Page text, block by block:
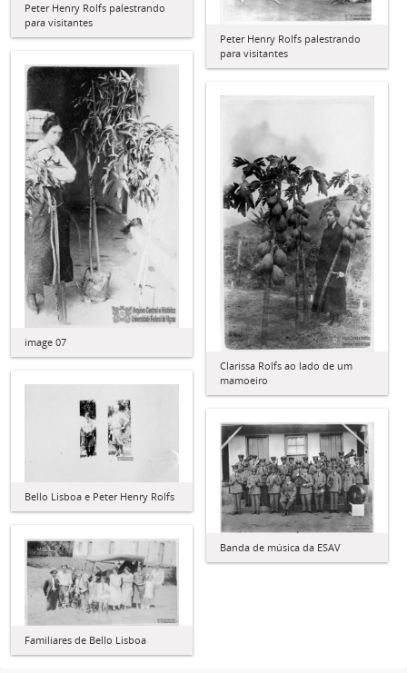
Peter Henry Rolfs palestrando
para visitantes
Peter Henry Rolfs palestrando
para visitantes
image 07
Clarissa Rolfs ao lado de um
mamoeiro
Bello Lisboa e Peter Henry Rolfs
Banda de música da ESAV
Familiares de Bello Lisboa